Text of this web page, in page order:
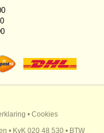
• Cookies
• KvK 020 48 530 • BTW